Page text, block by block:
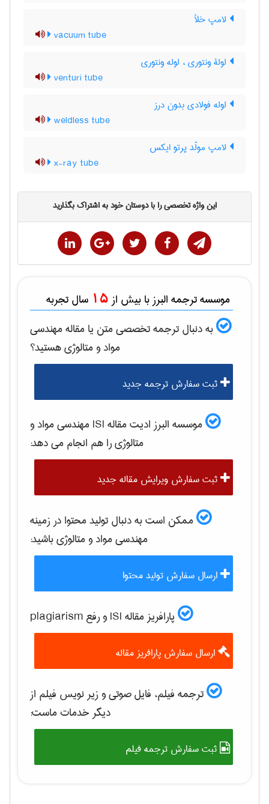
لامپ خلأ
vacuum tube
لولۀ ونتوری ، لوله ونتوری
venturi tube
لوله فولادی بدون درز
weldless tube
لامپ مولّد پرتو ایکس
x-ray tube
این واژه تخصصی را با دوستان خود به اشتراک بگذارید
موسسه ترجمه البرز با بیش از 15 سال تجربه
به دنبال ترجمه تخصصی متن یا مقالهمهندسی
مواد و متالوژیهستید؟
ثبت سفارش ترجمه جدید
موسسه البرز ادیت مقاله ISI
مهندسی مواد و
متالوژیرا هم انجام می دهد:
ثبت سفارش ویرایش مقاله جدید
ممکن است به دنبال تولید محتوا در زمینه
مهندسی مواد و متالوژیباشید:
ارسال سفارش تولید محتوا
پارافریز مقاله ISI و رفع plagiarism
ارسال سفارش پارافریز مقاله
ترجمه فیلم، فایل صوتی و زیر نویس فیلم از
دیگر خدمات ماست:
ثبت سفارش ترجمه فیلم